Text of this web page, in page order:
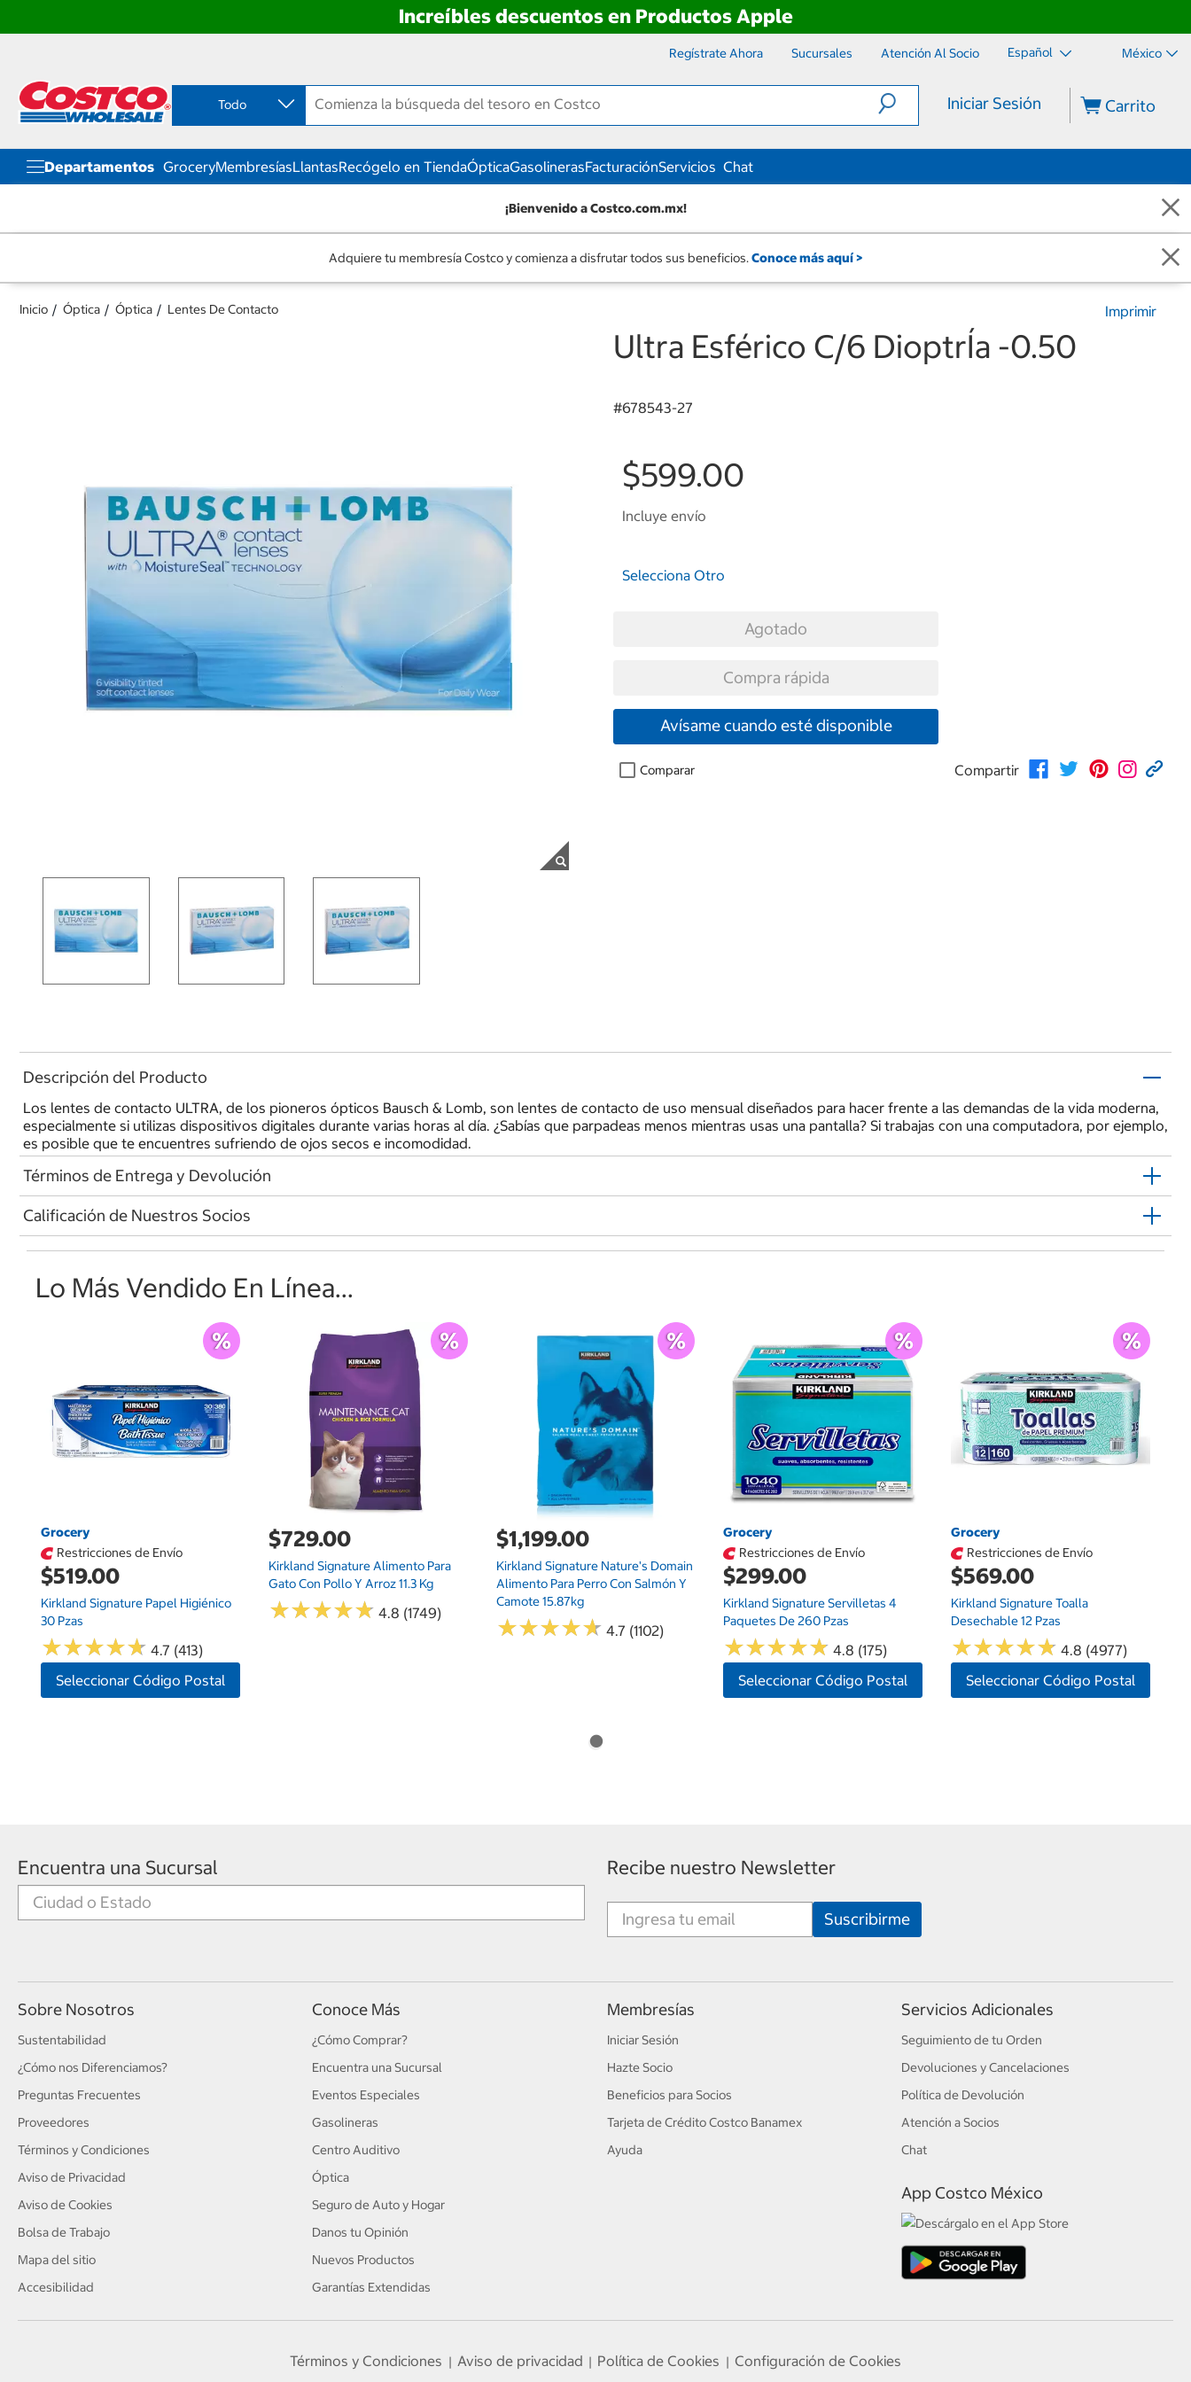
Increíbles descuentos en Productos Apple
contenido
menú
navegación
Regístrate Ahora Sucursales Atención Al Socio Español México
Todo Iniciar Sesión Carrito
Departamentos GroceryMembresíasLlantasRecógelo en TiendaÓpticaGasolinerasFacturaciónServicios Chat
¡Bienvenido a Costco.com.mx!
Adquiere tu membresía Costco y comienza a disfrutar todos sus beneficios. Conoce más aquí >
Inicio Óptica Óptica Lentes De Contacto Imprimir
Ultra Esférico C/6 DioptrÍa -0.50
#678543-27
$599.00
Incluye envío
Selecciona Otro
Agotado
Compra rápida
Avísame cuando esté disponible
Comparar Compartir
Descripción del Producto
Los lentes de contacto ULTRA, de los pioneros ópticos Bausch & Lomb, son lentes de contacto de uso mensual diseñados para hacer frente a las demandas de la vida moderna,
especialmente si utilizas dispositivos digitales durante varias horas al día. ¿Sabías que parpadeas menos mientras usas una pantalla? Si trabajas con una computadora, por ejemplo,
es posible que te encuentres sufriendo de ojos secos e incomodidad.
Términos de Entrega y Devolución
Calificación de Nuestros Socios
Lo Más Vendido En Línea...
Grocery
Restricciones de Envío
$519.00
Kirkland Signature Papel Higiénico
30 Pzas
★★★★★
★★★★★ 4.7 (413)
Seleccionar Código Postal
$729.00
Kirkland Signature Alimento Para
Gato Con Pollo Y Arroz 11.3 Kg
★★★★★
★★★★★ 4.8 (1749)
$1,199.00
Kirkland Signature Nature's Domain
Alimento Para Perro Con Salmón Y
Camote 15.87kg
★★★★★
★★★★★ 4.7 (1102)
Grocery
Restricciones de Envío
$299.00
Kirkland Signature Servilletas 4
Paquetes De 260 Pzas
★★★★★
★★★★★ 4.8 (175)
Seleccionar Código Postal
Grocery
Restricciones de Envío
$569.00
Kirkland Signature Toalla
Desechable 12 Pzas
★★★★★
★★★★★ 4.8 (4977)
Seleccionar Código Postal
Encuentra una Sucursal Recibe nuestro Newsletter
Sobre Nosotros
Sustentabilidad
¿Cómo nos Diferenciamos?
Preguntas Frecuentes
Proveedores
Términos y Condiciones
Aviso de Privacidad
Aviso de Cookies
Bolsa de Trabajo
Mapa del sitio
Accesibilidad
Conoce Más
¿Cómo Comprar?
Encuentra una Sucursal
Eventos Especiales
Gasolineras
Centro Auditivo
Óptica
Seguro de Auto y Hogar
Danos tu Opinión
Nuevos Productos
Garantías Extendidas
Membresías
Iniciar Sesión
Hazte Socio
Beneficios para Socios
Tarjeta de Crédito Costco Banamex
Ayuda
Servicios Adicionales
Seguimiento de tu Orden
Devoluciones y Cancelaciones
Política de Devolución
Atención a Socios
Chat
App Costco México
Términos y Condiciones | Aviso de privacidad | Política de Cookies | Configuración de Cookies